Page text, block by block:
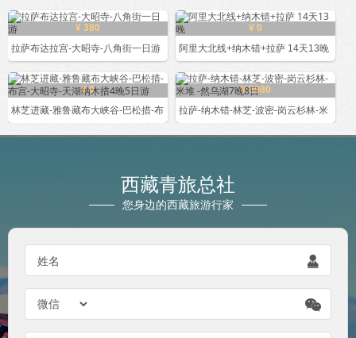
¥ 380
拉萨布达拉宫-大昭寺-八角街一日游
¥ 0
阿里大北线+纳木错+拉萨 14天13晚
¥ 0
林芝进藏-雅鲁藏布大峡谷-巴松措-布
¥ 3980
拉萨-纳木错-林芝-波密-岗云杉林-米
西藏青旅总社
您身边的西藏旅游行家
姓名 
